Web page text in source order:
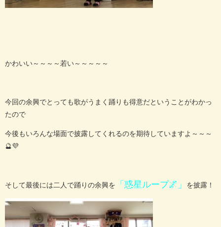
かわいい～～～～若い～～～～～
今回の余興でとっても歌がうまく踊りも得意だということがわかっ
たので
今後もいろんな場面で披露してくれるのを期待していますよ～～～
🔮💜
そして最後には二人で踊りの余興を 「惑星ループ🌌」 を披露！